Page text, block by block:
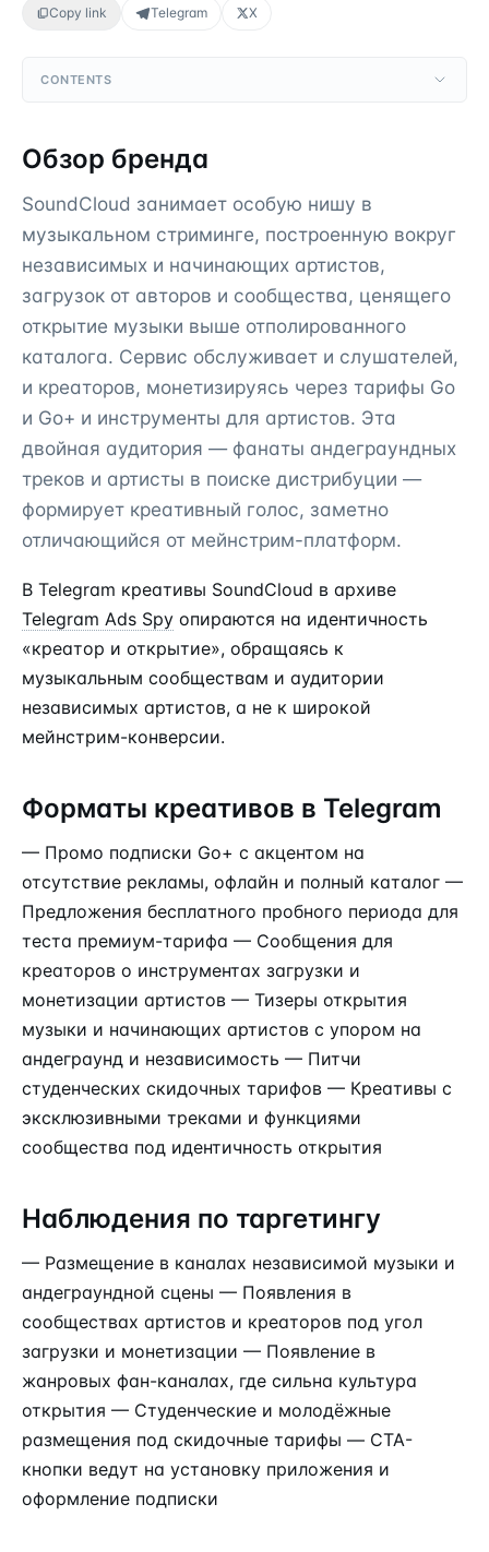
Copy link Telegram X
CONTENTS
Обзор бренда
SoundCloud занимает особую нишу в
музыкальном стриминге, построенную вокруг
независимых и начинающих артистов,
загрузок от авторов и сообщества, ценящего
открытие музыки выше отполированного
каталога. Сервис обслуживает и слушателей,
и креаторов, монетизируясь через тарифы Go
и Go+ и инструменты для артистов. Эта
двойная аудитория — фанаты андеграундных
треков и артисты в поиске дистрибуции —
формирует креативный голос, заметно
отличающийся от мейнстрим-платформ.
В Telegram креативы SoundCloud в архиве
Telegram Ads Spy опираются на идентичность
«креатор и открытие», обращаясь к
музыкальным сообществам и аудитории
независимых артистов, а не к широкой
мейнстрим-конверсии.
Форматы креативов в Telegram
— Промо подписки Go+ с акцентом на
отсутствие рекламы, офлайн и полный каталог —
Предложения бесплатного пробного периода для
теста премиум-тарифа — Сообщения для
креаторов о инструментах загрузки и
монетизации артистов — Тизеры открытия
музыки и начинающих артистов с упором на
андеграунд и независимость — Питчи
студенческих скидочных тарифов — Креативы с
эксклюзивными треками и функциями
сообщества под идентичность открытия
Наблюдения по таргетингу
— Размещение в каналах независимой музыки и
андеграундной сцены — Появления в
сообществах артистов и креаторов под угол
загрузки и монетизации — Появление в
жанровых фан-каналах, где сильна культура
открытия — Студенческие и молодёжные
размещения под скидочные тарифы — CTA-
кнопки ведут на установку приложения и
оформление подписки